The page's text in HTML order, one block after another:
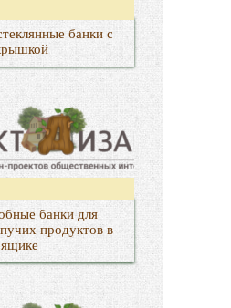
банки с
банки для
продуктов в